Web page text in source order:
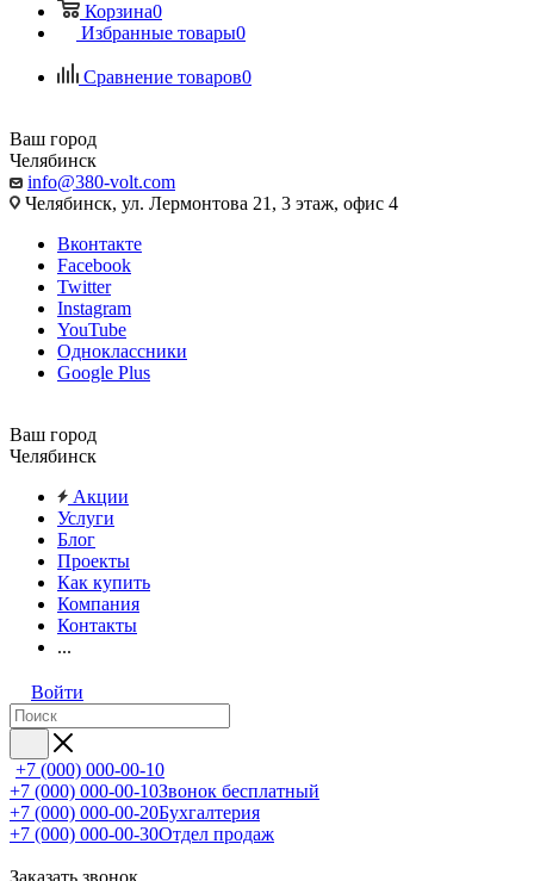
Корзина0
Избранные товары0
Сравнение товаров0
Ваш город
Челябинск
info@380-volt.com
Челябинск, ул. Лермонтова 21, 3 этаж, офис 4
Вконтакте
Facebook
Twitter
Instagram
YouTube
Одноклассники
Google Plus
Ваш город
Челябинск
Акции
Услуги
Блог
Проекты
Как купить
Компания
Контакты
...
Войти
+7 (000) 000-00-10
+7 (000) 000-00-10Звонок бесплатный
+7 (000) 000-00-20Бухгалтерия
+7 (000) 000-00-30Отдел продаж
Заказать звонок